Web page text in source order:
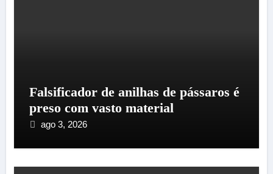
Falsificador de anilhas de pássaros é
preso com vasto material
ago 3, 2026